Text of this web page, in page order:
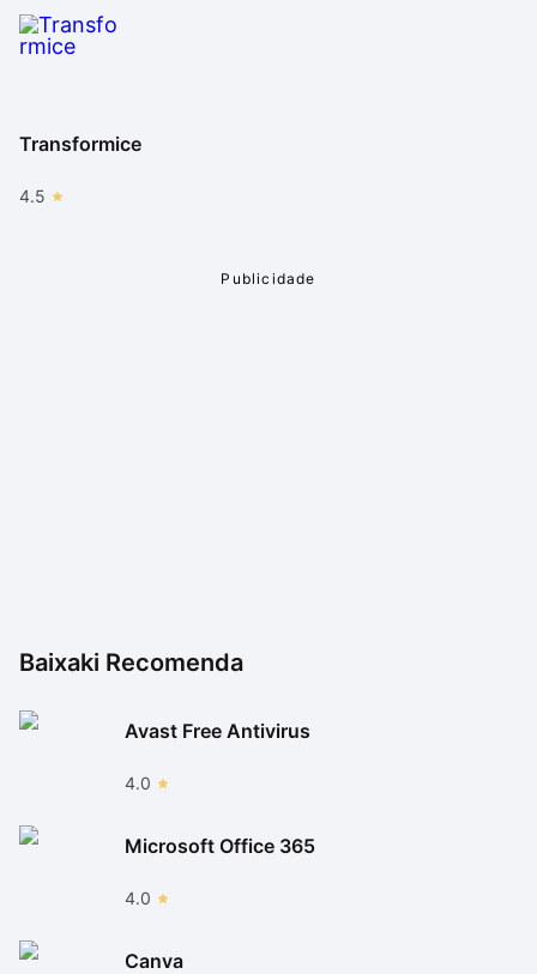
Transformice
4.5
Baixaki Recomenda
Avast Free Antivirus
4.0
Microsoft Office 365
4.0
Canva